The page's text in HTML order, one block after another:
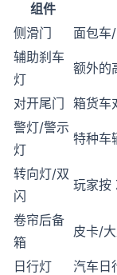
组件
侧滑门
面包车
辅助刹车
灯
额外的
对开尾门
箱货车
警灯/警示
灯
特种车
转向灯/双
闪
玩家按
卷帘后备
箱
皮卡/
日行灯 汽车日